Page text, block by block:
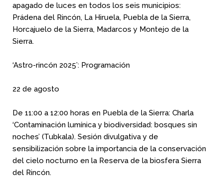
apagado de luces en todos los seis municipios:
Prádena del Rincón, La Hiruela, Puebla de la Sierra,
Horcajuelo de la Sierra, Madarcos y Montejo de la
Sierra.
‘Astro-rincón 2025’: Programación
22 de agosto
De 11:00 a 12:00 horas en Puebla de la Sierra: Charla
‘Contaminación lumínica y biodiversidad: bosques sin
noches’ (Tubkala). Sesión divulgativa y de
sensibilización sobre la importancia de la conservación
del cielo nocturno en la Reserva de la biosfera Sierra
del Rincón.